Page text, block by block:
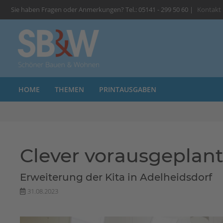
Sie haben Fragen oder Anmerkungen? Tel.: 05141 - 299 50 60 | Kontakt
HOME THEMEN PRINTAUSGABEN
Clever
Erweiterung der Kita in Adelheidsdorf
31.08.2023